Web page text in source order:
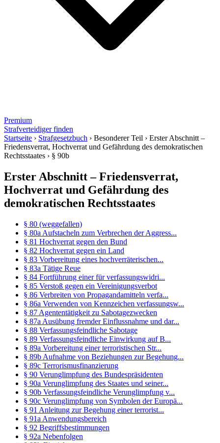
Premium
Strafverteidiger finden
Startseite › Strafgesetzbuch › Besonderer Teil › Erster Abschnitt –
Friedensverrat, Hochverrat und Gefährdung des demokratischen
Rechtsstaates › § 90b
Erster Abschnitt – Friedensverrat,
Hochverrat und Gefährdung des
demokratischen Rechtsstaates
§ 80 (weggefallen)
§ 80a Aufstacheln zum Verbrechen der Aggress...
§ 81 Hochverrat gegen den Bund
§ 82 Hochverrat gegen ein Land
§ 83 Vorbereitung eines hochverräterischen...
§ 83a Tätige Reue
§ 84 Fortführung einer für verfassungswidri...
§ 85 Verstoß gegen ein Vereinigungsverbot
§ 86 Verbreiten von Propagandamitteln verfa...
§ 86a Verwenden von Kennzeichen verfassungsw...
§ 87 Agententätigkeit zu Sabotagezwecken
§ 87a Ausübung fremder Einflussnahme und dar...
§ 88 Verfassungsfeindliche Sabotage
§ 89 Verfassungsfeindliche Einwirkung auf B...
§ 89a Vorbereitung einer terroristischen Str...
§ 89b Aufnahme von Beziehungen zur Begehung...
§ 89c Terrorismusfinanzierung
§ 90 Verunglimpfung des Bundespräsidenten
§ 90a Verunglimpfung des Staates und seiner...
§ 90b Verfassungsfeindliche Verunglimpfung v...
§ 90c Verunglimpfung von Symbolen der Europä...
§ 91 Anleitung zur Begehung einer terrorist...
§ 91a Anwendungsbereich
§ 92 Begriffsbestimmungen
§ 92a Nebenfolgen